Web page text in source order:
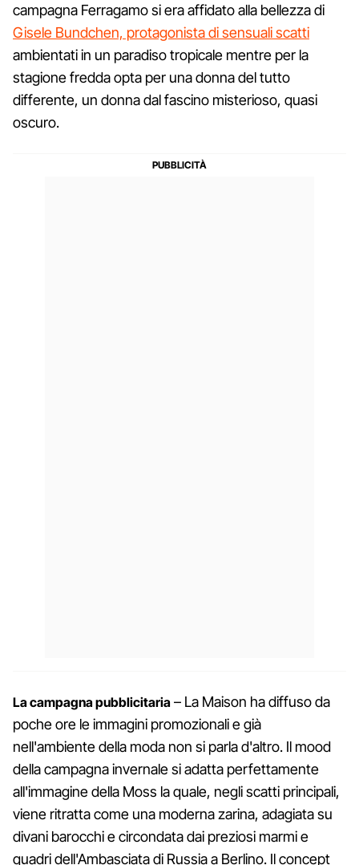
campagna Ferragamo si era affidato alla bellezza di
Gisele Bundchen, protagonista di sensuali scatti
ambientati in un paradiso tropicale mentre per la
stagione fredda opta per una donna del tutto
differente, un donna dal fascino misterioso, quasi
oscuro.
La campagna pubblicitaria – La Maison ha diffuso da
poche ore le immagini promozionali e già
nell'ambiente della moda non si parla d'altro. Il mood
della campagna invernale si adatta perfettamente
all'immagine della Moss la quale, negli scatti principali,
viene ritratta come una moderna zarina, adagiata su
divani barocchi e circondata dai preziosi marmi e
quadri dell'Ambasciata di Russia a Berlino. Il concept